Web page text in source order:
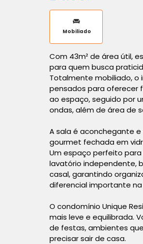
Mobiliado
Com 43m² de área útil,
para quem busca
Totalmente mobiliado, o
pensados para oferecer
ao espaço, seguido por
ondas, além de área de
A sala é aconchegante
gourmet fechada em
Um espaço perfeito
lavatório independente,
casal, garantindo
diferencial importante na
O condomínio Unique
mais leve e equilibrada.
de festas, ambientes
precisar sair de casa.